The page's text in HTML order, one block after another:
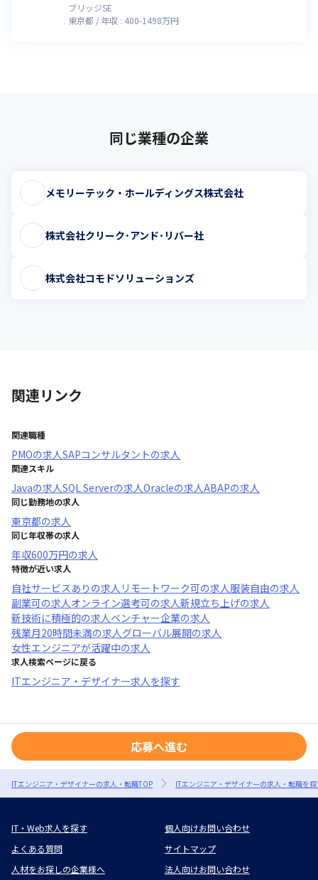
ブリッジSE
東京都
年収 : 400-1498万円
同じ業種の企業
メモリーテック・ホールディングス株式会社
株式会社クリーク･アンド･リバー社
株式会社コモドソリューションズ
関連リンク
関連職種
PMOの求人SAPコンサルタントの求人
関連スキル
Javaの求人SQL Serverの求人Oracleの求人ABAPの求人
同じ勤務地の求人
東京都の求人
同じ年収帯の求人
年収600万円の求人
特徴が近い求人
自社サービスあり の求人 リモートワーク可の求人服装自由の求人
副業可の求人オンライン選考可の求人新規立ち上げの求人
新技術に積極的の求人ベンチャー企業の求人
残業月20時間未満の求人グローバル展開の求人
女性エンジニアが活躍中の求人
求人検索ページに戻る
ITエンジニア・デザイナー求人を探す
応募へ進む
ITエンジニア・デザイナーの求人・転職TOP ITエンジニア・デザイナーの求人・転職を
IT・Web求人を探す
個人向けお問い合わせ
よくある質問
サイトマップ
人材をお探しの企業様へ
法人向けお問い合わせ